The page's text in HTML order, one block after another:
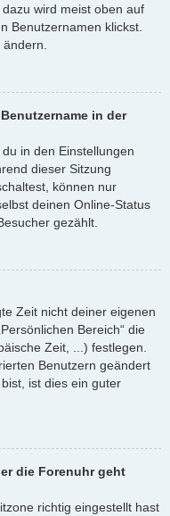
wird meist oben auf
Benutzernamen klickst.
in der
in den Einstellungen
dieser Sitzung
können nur
deinen Online-Status
gezählt.
Zeit nicht deiner eigenen
Bereich“ die
Zeit, ...) festlegen.
Benutzern geändert
ist dies ein guter
die Forenuhr geht
richtig eingestellt hast